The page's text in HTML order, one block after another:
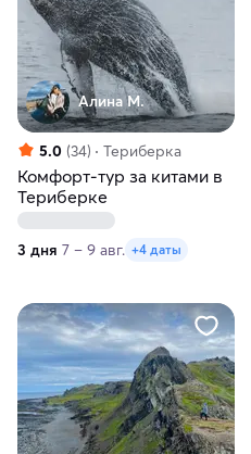
Алина М.
5.0 (34) Териберка
Комфорт-тур за китами в
Териберке
3 дня 7 – 9 авг. +4 даты